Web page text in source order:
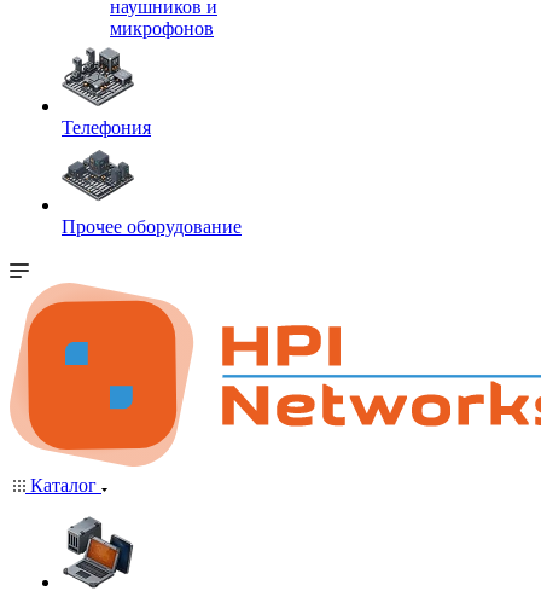
наушников и
микрофонов
Телефония
Прочее оборудование
Каталог